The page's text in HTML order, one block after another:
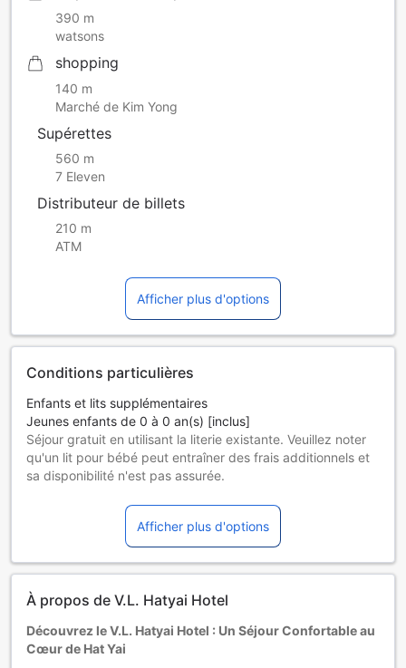
390 m
watsons
shopping
140 m
Marché de Kim Yong
Supérettes
560 m
7 Eleven
Distributeur de billets
210 m
ATM
Afficher plus d'options
Conditions particulières
Enfants et lits supplémentaires
Jeunes enfants de 0 à 0 an(s) [inclus]
Séjour gratuit en utilisant la literie existante. Veuillez noter
qu'un lit pour bébé peut entraîner des frais additionnels et
sa disponibilité n'est pas assurée.
Séjour gratuit en utilisant la literie existante.
Les hôtes de 2 ans et plus sont considérés comme des
Les lits supplémentaires dépendent de la chambre que
capacité de chaque chambre.
peuvent s'appliquer si vous réservez plus de 5 chambres
Afficher plus d'options
À propos de V.L. Hatyai Hotel
Découvrez le V.L. Hatyai Hotel : Un Séjour Confortable au
Cœur de Hat Yai